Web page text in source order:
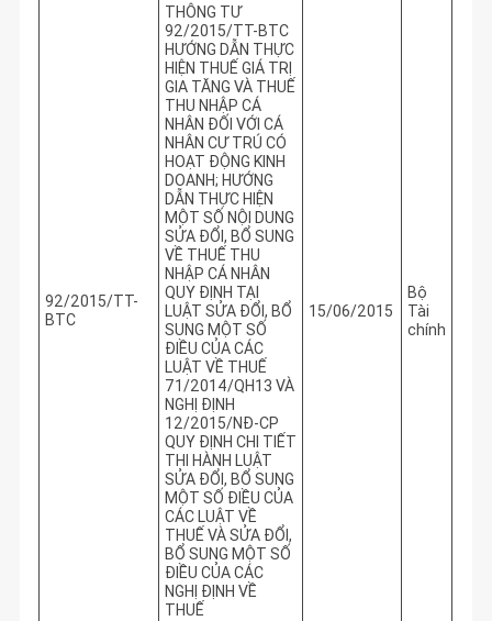
92/2015/TT-
BTC
THÔNG TƯ
92/2015/TT-BTC
HƯỚNG DẪN THỰC
HIỆN THUẾ GIÁ TRỊ
GIA TĂNG VÀ THUẾ
THU NHẬP CÁ
NHÂN ĐỐI VỚI CÁ
NHÂN CƯ TRÚ CÓ
HOẠT ĐỘNG KINH
DOANH; HƯỚNG
DẪN THỰC HIỆN
MỘT SỐ NỘI DUNG
SỬA ĐỔI, BỔ SUNG
VỀ THUẾ THU
NHẬP CÁ NHÂN
QUY ĐỊNH TẠI
LUẬT SỬA ĐỔI, BỔ
SUNG MỘT SỐ
ĐIỀU CỦA CÁC
LUẬT VỀ THUẾ
71/2014/QH13 VÀ
NGHỊ ĐỊNH
12/2015/NĐ-CP
QUY ĐỊNH CHI TIẾT
THI HÀNH LUẬT
SỬA ĐỔI, BỔ SUNG
MỘT SỐ ĐIỀU CỦA
CÁC LUẬT VỀ
THUẾ VÀ SỬA ĐỔI,
BỔ SUNG MỘT SỐ
ĐIỀU CỦA CÁC
NGHỊ ĐỊNH VỀ
THUẾ
15/06/2015
Bộ
Tài
chính